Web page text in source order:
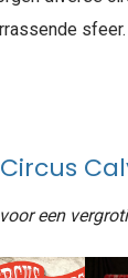
sfeer.
een